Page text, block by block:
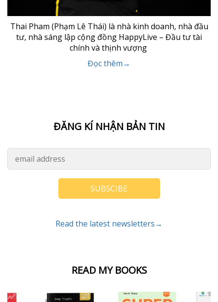
READ MY BOOKS
Thai Pham (Phạm Lê Thái) là nhà kinh doanh, nhà đầu
tư, nhà sáng lập cộng đồng HappyLive – Đầu tư tài
chính và thịnh vượng
Đọc thêm→
ĐĂNG KÍ NHẬN BẢN TIN
SUBSCIBE
Read the latest newsletters→